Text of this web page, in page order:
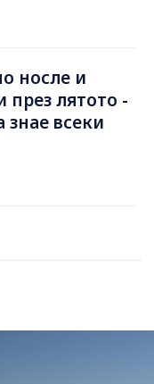
носле и
лятотo -
знае всеки